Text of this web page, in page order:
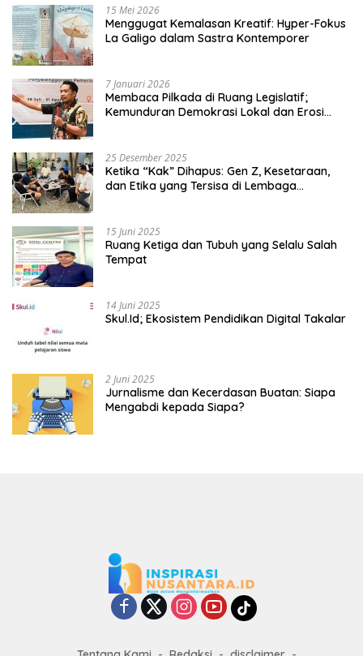
15 Mei 2026
Menggugat Kemalasan Kreatif: Hyper-Fokus
La Galigo dalam Sastra Kontemporer
7 Januari 2026
Membaca Pilkada di Ruang Legislatif;
Kemunduran Demokrasi Lokal dan Erosi
25 Desember 2025
Ketika “Kak” Dihapus: Gen Z, Kesetaraan,
dan Etika yang Tersisa di Lembaga
15 Juni 2025
Ruang Ketiga dan Tubuh yang Selalu Salah
Tempat
14 Juni 2025
Skul.Id; Ekosistem Pendidikan Digital Takalar
2 Juni 2025
Jurnalisme dan Kecerdasan Buatan: Siapa
Mengabdi kepada Siapa?